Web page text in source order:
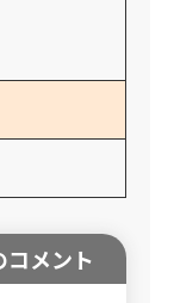
コメント